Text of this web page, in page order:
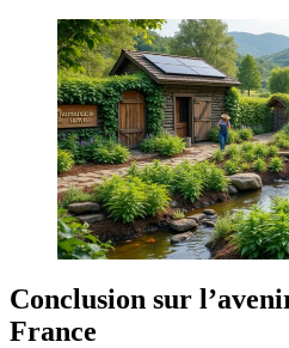
Conclusion sur
France